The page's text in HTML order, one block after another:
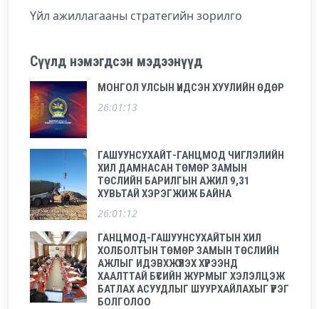
Үйл ажиллагааны стратегийн зорилго
Сүүлд нэмэгдсэн мэдээнүүд
МОНГОЛ УЛСЫН ҮНДСЭН ХУУЛИЙН ӨДӨР
26:01:13
ГАШУУНСУХАЙТ-ГАНЦМОД ЧИГЛЭЛИЙН
ХИЛ ДАМНАСАН ТӨМӨР ЗАМЫН
ТӨСЛИЙН БАРИЛГЫН АЖИЛ 9,31
ХУВЬТАЙ ХЭРЭГЖИЖ БАЙНА
26:01:12
ГАНЦМОД-ГАШУУНСУХАЙТЫН ХИЛ
ХОЛБОЛТЫН ТӨМӨР ЗАМЫН ТӨСЛИЙН
АЖЛЫГ ИДЭВХЖҮҮЛЭХ ХҮРЭЭНД
ХААЛТТАЙ БҮСИЙН ЖУРМЫГ ХЭЛЭЛЦЭЖ
БАТЛАХ АСУУДЛЫГ ШУУРХАЙЛАХЫГ ҮҮРЭГ
БОЛГОЛОО